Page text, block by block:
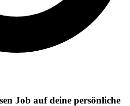
Job auf deine persönliche